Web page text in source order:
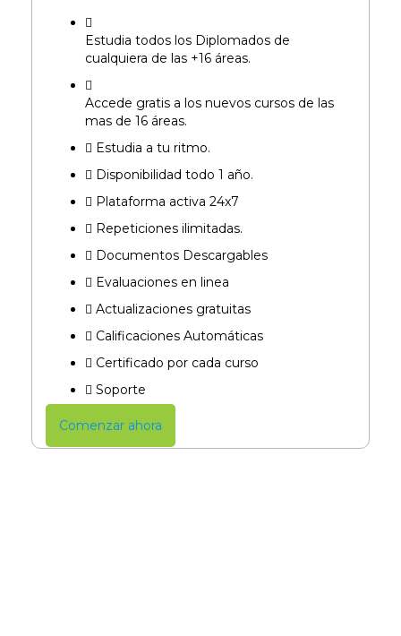
Estudia todos los Diplomados de
cualquiera de las +16 áreas.​
Accede gratis a los nuevos cursos de las
mas de 16 áreas.​
Estudia a tu ritmo.
Disponibilidad todo 1 año.
Plataforma activa 24x7
Repeticiones ilimitadas.
Documentos Descargables
Evaluaciones en linea
Actualizaciones gratuitas
Calificaciones Automáticas
Certificado por cada curso​
Soporte
Comenzar ahora